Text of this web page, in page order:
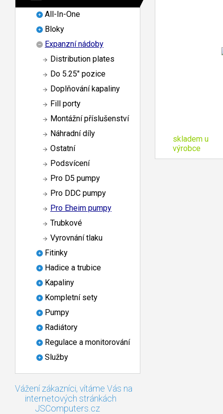
All-In-One
Bloky
Expanzní nádoby
Distribution plates
Do 5.25" pozice
Doplňování kapaliny
Fill porty
Montážní příslušenství
Náhradní díly
Ostatní
Podsvícení
Pro D5 pumpy
Pro DDC pumpy
Pro Eheim pumpy
Trubkové
Vyrovnání tlaku
Fitinky
Hadice a trubice
Kapaliny
Kompletní sety
Pumpy
Radiátory
Regulace a monitorování
Služby
Vážení zákazníci, vítáme Vás na
internetových stránkách
JSComputers.cz
skladem u
výrobce